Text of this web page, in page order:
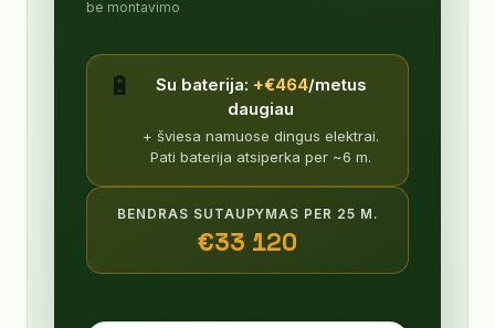
be montavimo
🔋 Su baterija: +€464/metus
daugiau
+ šviesa namuose dingus elektrai.
Pati baterija atsiperka per ~6 m.
BENDRAS SUTAUPYMAS PER 25 M.
€33 120